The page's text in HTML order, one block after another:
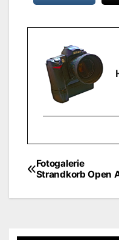
Fotogalerie
Strandkorb Open